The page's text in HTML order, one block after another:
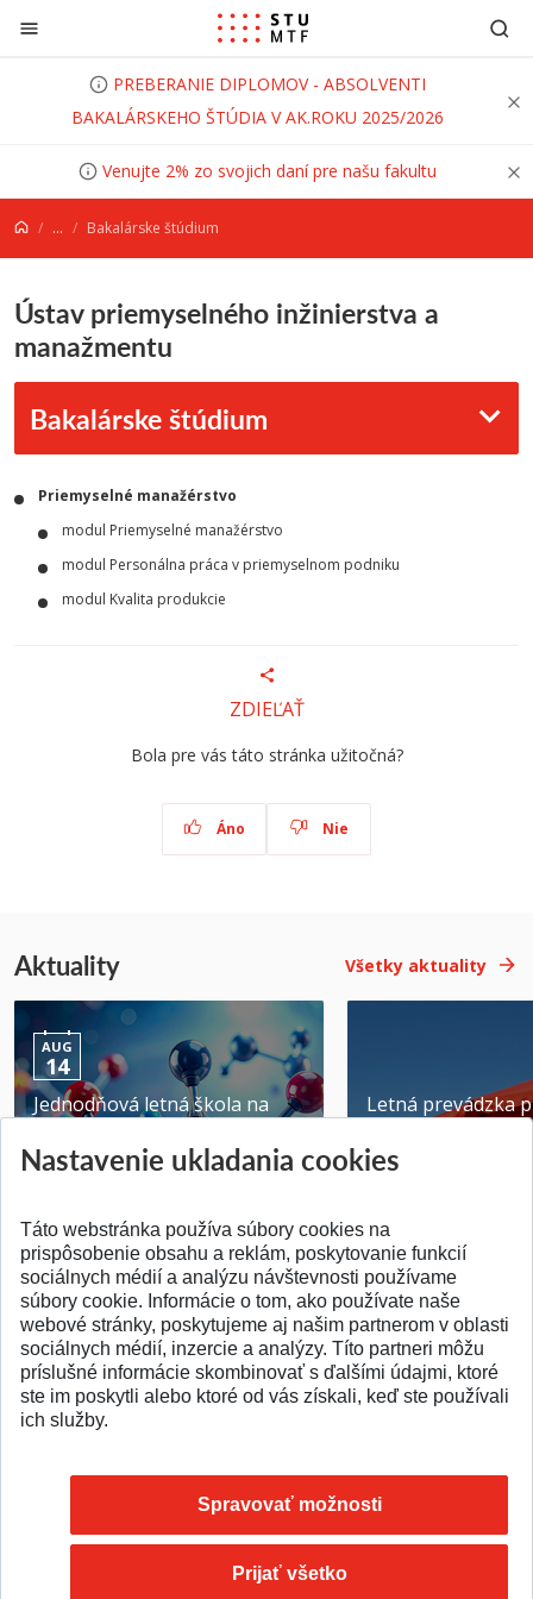
Prejsť na obsah
PREBERANIE DIPLOMOV - ABSOLVENTI
BAKALÁRSKEHO ŠTÚDIA V AK.ROKU 2025/2026
Venujte 2% zo svojich daní pre našu fakultu
... Bakalárske štúdium
Ústav priemyselného inžinierstva a
manažmentu
Bakalárske štúdium
Priemyselné manažérstvo
modul Priemyselné manažérstvo
modul Personálna práca v priemyselnom podniku
modul Kvalita produkcie
ZDIEĽAŤ
Bola pre vás táto stránka užitočná?
Áno Nie
Aktuality Všetky aktuality
AUG
14
Jednodňová letná škola na
Pridané 28.07.2026
Letná prevádzka
Pridané 23.06.2026
SPÄŤ NA VRCH
Nastavenie ukladania cookies
Táto webstránka používa súbory cookies na
prispôsobenie obsahu a reklám, poskytovanie funkcií
sociálnych médií a analýzu návštevnosti používame
súbory cookie. Informácie o tom, ako používate naše
webové stránky, poskytujeme aj našim partnerom v oblasti
sociálnych médií, inzercie a analýzy. Títo partneri môžu
príslušné informácie skombinovať s ďalšími údajmi, ktoré
ste im poskytli alebo ktoré od vás získali, keď ste používali
ich služby.
Spravovať možnosti
Prijať všetko